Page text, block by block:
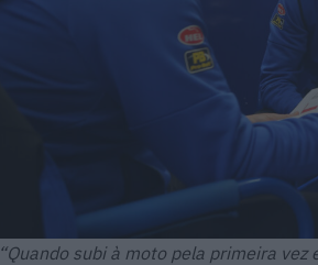
“Quando subi à moto pela primeira